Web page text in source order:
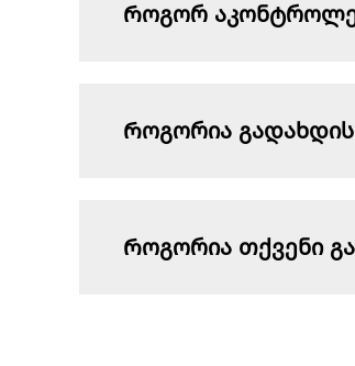
Როგორ
Როგორია
Როგორია თქვენი